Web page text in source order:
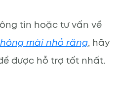
tin hoặc tư vấn về
mài nhỏ răng, hãy
được hỗ trợ tốt nhất.